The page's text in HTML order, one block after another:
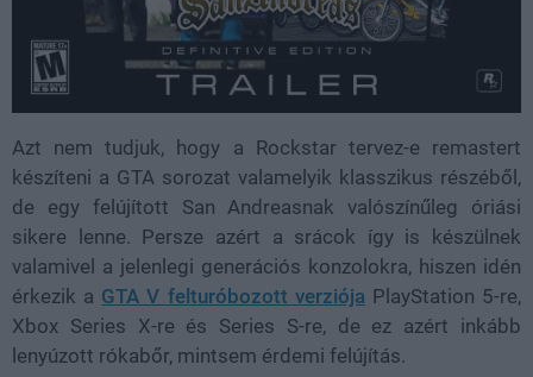
Azt nem tudjuk, hogy a Rockstar tervez-e remastert
készíteni a GTA sorozat valamelyik klasszikus részéből,
de egy felújított San Andreasnak valószínűleg óriási
sikere lenne. Persze azért a srácok így is készülnek
valamivel a jelenlegi generációs konzolokra, hiszen idén
érkezik a GTA V felturóbozott verziója PlayStation 5-re,
Xbox Series X-re és Series S-re, de ez azért inkább
lenyúzott rókabőr, mintsem érdemi felújítás.